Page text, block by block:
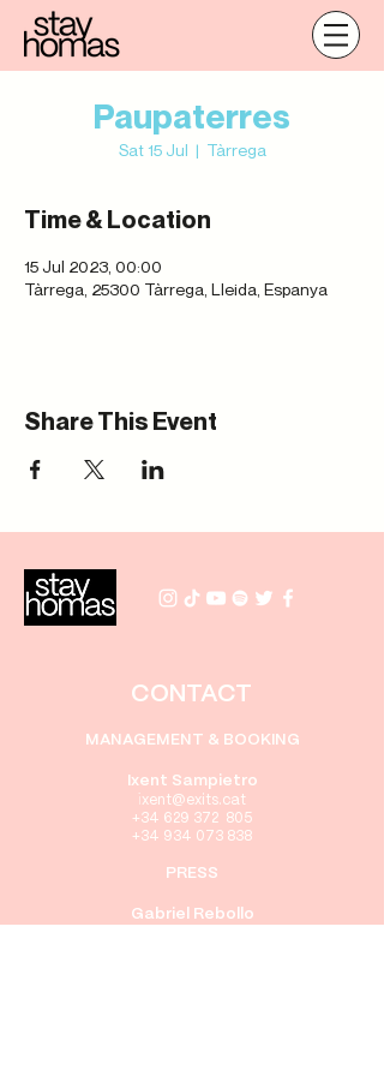
Paupaterres
Sat 15 Jul
  |
Tàrrega
Time & Location
15 Jul 2023, 00:00
Tàrrega, 25300 Tàrrega, Lleida, Espanya
Share This Event
CONTACT
MANAGEMENT & BOOKING
Ixent Sampietro
ixent@exits.cat
+34 629 372 805
+34 934 073 838
PRESS
Gabriel Rebollo